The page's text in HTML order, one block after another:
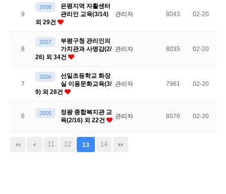
9
2008
은평지역 자활센터
관리인 교육(3/14)
외 29건
관리자 8043 02-20
8
2007
부평구청 관리인의
가치관과 사명감(2/
26) 외 34건
관리자 8035 02-20
7
2006
선일초등학교 화장
실 이용문화교육(3/
9) 외 28건
관리자 7961 02-20
6 2005
정왕 종합복지관 교
육(2/16) 외 22건
관리자 8076 02-20
11 12 13 14